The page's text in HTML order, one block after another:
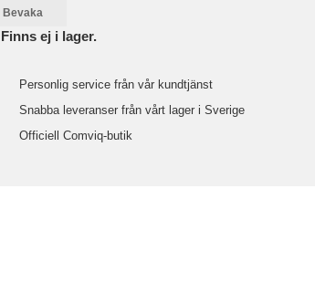
Bevaka
Finns ej i lager.
Personlig service från vår kundtjänst
Snabba leveranser från vårt lager i Sverige
Officiell Comviq-butik